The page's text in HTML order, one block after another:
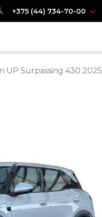
+375 (44) 734-70-00
UP Surpassing 430 2025